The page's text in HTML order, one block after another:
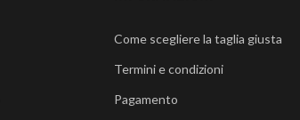
Come scegliere la taglia giusta
Termini e condizioni
Pagamento